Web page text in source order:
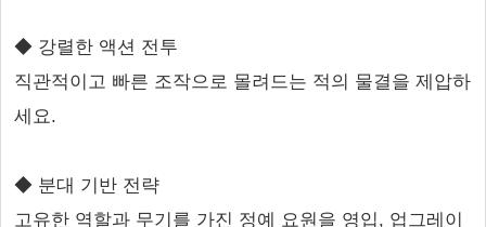
◆ 강렬한 액션 전투
직관적이고 빠른 조작으로 몰려드는 적의 물결을 제압하
세요.
◆ 분대 기반 전략
고유한 역할과 무기를 가진 정예 요원을 영입, 업그레이